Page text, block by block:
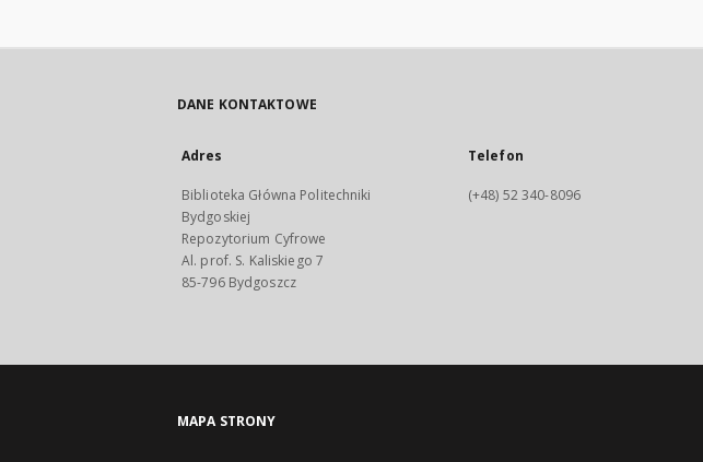
DANE KONTAKTOWE
Adres
Biblioteka Główna Politechniki
Bydgoskiej
Repozytorium Cyfrowe
Al. prof. S. Kaliskiego 7
85-796 Bydgoszcz
Telefon
(+48) 52 340-8096
MAPA STRONY